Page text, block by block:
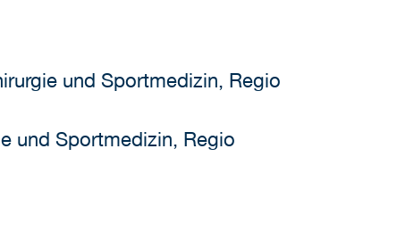
und Sportmedizin, Regio
und Sportmedizin, Regio